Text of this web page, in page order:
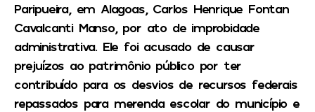
Paripueira, em Alagoas, Carlos Henrique Fontan
Cavalcanti Manso, por ato de improbidade
administrativa. Ele foi acusado de causar
prejuízos ao patrimônio público por ter
contribuído para os desvios de recursos federais
repassados para merenda escolar do município e